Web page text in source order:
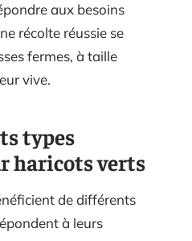
aux besoins
récolte réussie se
fermes, à taille
vive.
types
haricots verts
de différents
à leurs